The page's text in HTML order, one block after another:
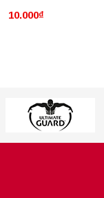
Virtual World
10.000₫